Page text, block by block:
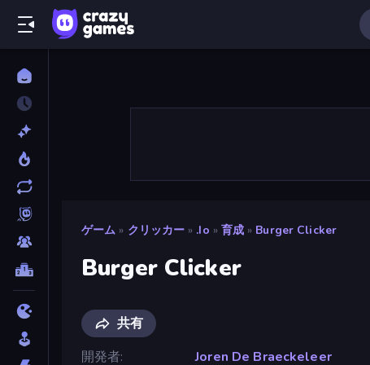
ゲーム » クリッカー » .io » 育成 » Burger Clicker
Burger Clicker
共有
開発者
Joren De Braeckeleer